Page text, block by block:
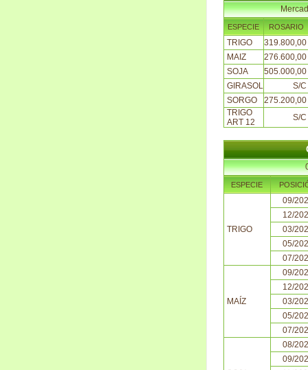
ESPECIE ROSARIO
TRIGO
319.800,00
MAIZ
276.600,00
SOJA
505.000,00
GIRASOL
S/C
SORGO
275.200,00
TRIGO
ART 12
S/C
ESPECIE
TRIGO
09/
12/
03/
05/
07/
MAÍZ
09/
12/
03/
05/
07/
08/
09/